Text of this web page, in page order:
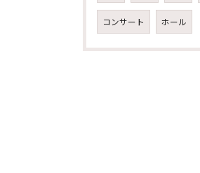
コンサート ホール